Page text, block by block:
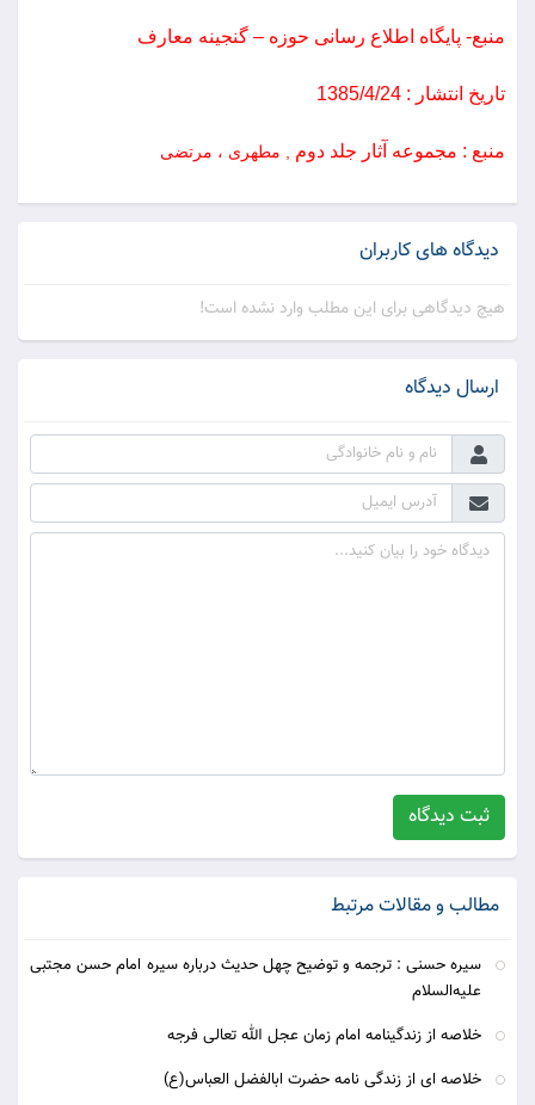
منبع- پایگاه اطلاع رسانی حوزه – گنجینه معارف
تاریخ انتشار : 1385/4/24
منبع : مجموعه آثار جلد دوم , مطهری ، مرتضی
دیدگاه های کاربران
هیچ دیدگاهی برای این مطلب وارد نشده است!
ارسال دیدگاه
ثبت دیدگاه
مطالب و مقالات مرتبط
سیره حسنی : ترجمه و توضیح چهل حدیث درباره سیره امام حسن مجتبی
علیه‌ا‌لسلام
خلاصه از زندگینامه امام زمان عجل الله تعالی فرجه
خلاصه ای از زندگی نامه حضرت ابالفضل العباس(ع)